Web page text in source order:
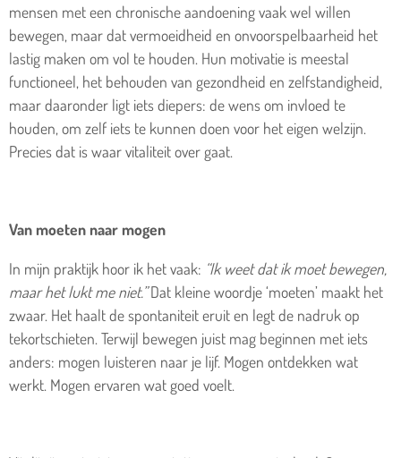
mensen met een chronische aandoening vaak wel willen
bewegen, maar dat vermoeidheid en onvoorspelbaarheid het
lastig maken om vol te houden. Hun motivatie is meestal
functioneel, het behouden van gezondheid en zelfstandigheid,
maar daaronder ligt iets diepers: de wens om invloed te
houden, om zelf iets te kunnen doen voor het eigen welzijn.
Precies dat is waar vitaliteit over gaat.
Van moeten naar mogen
In mijn praktijk hoor ik het vaak: “Ik weet dat ik moet bewegen,
maar het lukt me niet.”Dat kleine woordje ‘moeten’ maakt het
zwaar. Het haalt de spontaniteit eruit en legt de nadruk op
tekortschieten. Terwijl bewegen juist mag beginnen met iets
anders: mogen luisteren naar je lijf. Mogen ontdekken wat
werkt. Mogen ervaren wat goed voelt.